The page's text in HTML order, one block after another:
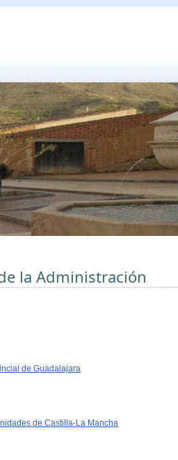
la Administración
de Guadalajara
de Castilla-La Mancha